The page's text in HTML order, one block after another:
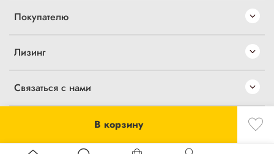
В корзину
Покупателю
Лизинг
Связаться с нами